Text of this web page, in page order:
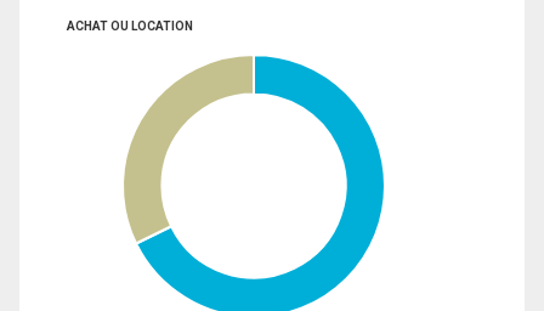
ACHAT OU LOCATION